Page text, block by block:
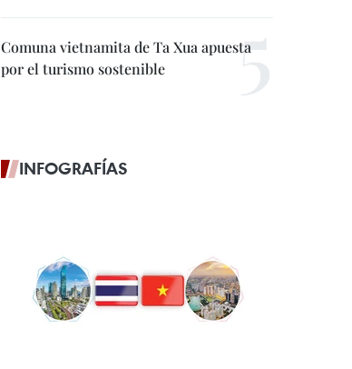
Comuna vietnamita de Ta Xua apuesta
por el turismo sostenible
INFOGRAFÍAS